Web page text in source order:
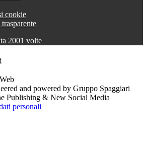
cookie
2001 volte
and powered by Gruppo Spaggiari
Publishing & New Social Media
personali